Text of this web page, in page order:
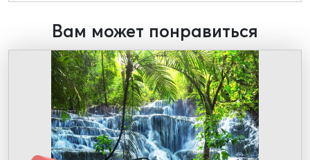
Вам может понравиться